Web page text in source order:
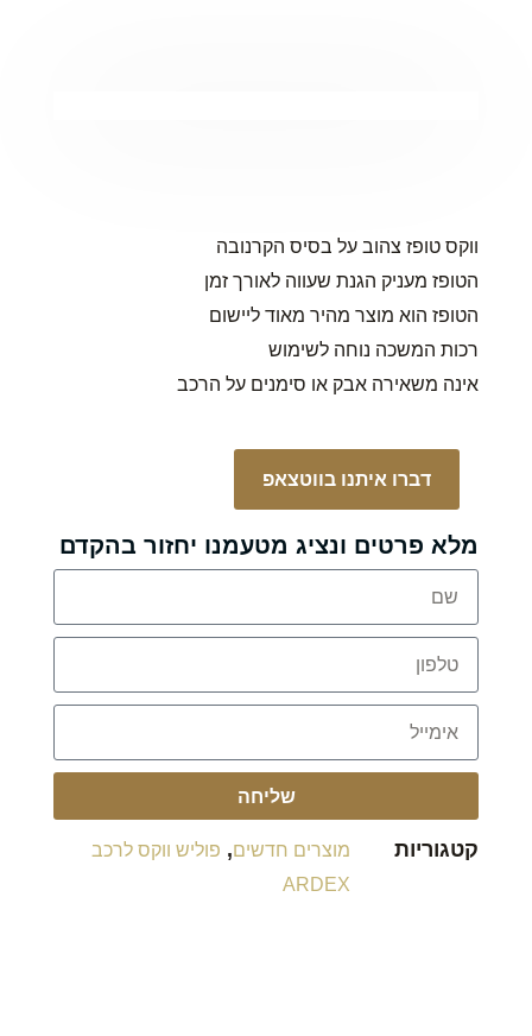
ווקס טופז צהוב על בסיס הקרנובה
הטופז מעניק הגנת שעווה לאורך זמן
הטופז הוא מוצר מהיר מאוד ליישום
רכות המשכה נוחה לשימוש
אינה משאירה אבק או סימנים על הרכב
דברו איתנו בווטצאפ
מלא פרטים ונציג מטעמנו יחזור בהקדם
שליחה
קטגוריות מוצרים חדשים, פוליש ווקס לרכב
ARDEX